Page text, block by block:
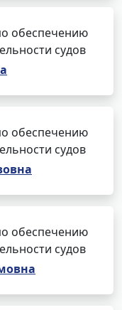
обеспечению
судов
обеспечению
судов
обеспечению
судов